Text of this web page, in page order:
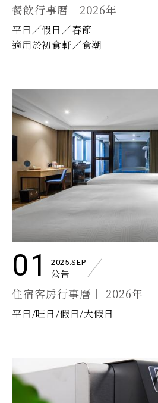
餐飲行事曆｜2026年
平日／假日／春節
適用於初食軒／食潮
01 2025.SEP
公告
住宿客房行事曆｜ 2026年
平日/旺日/假日/大假日